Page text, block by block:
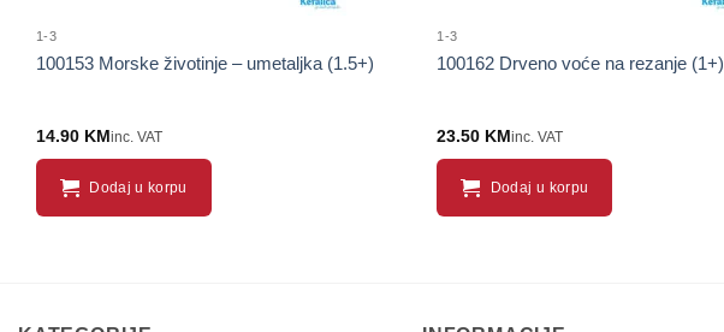
1-3
100153 Morske životinje – umetaljka (1.5+)
14.90 KMinc. VAT
Dodaj u korpu
1-3
100162 Drveno voće na rezanje (1+)
23.50 KMinc. VAT
Dodaj u korpu